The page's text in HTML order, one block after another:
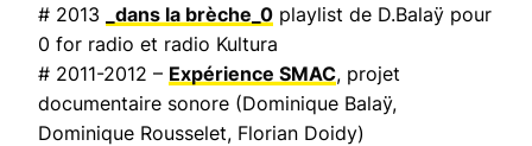
# 2013
_dans la brèche_0 playlist de D.Balaÿ pour
0 for radio et radio Kultura
# 2011-2012 – Expérience SMAC, projet
documentaire sonore (Dominique Balaÿ,
Dominique Rousselet, Florian Doidy)